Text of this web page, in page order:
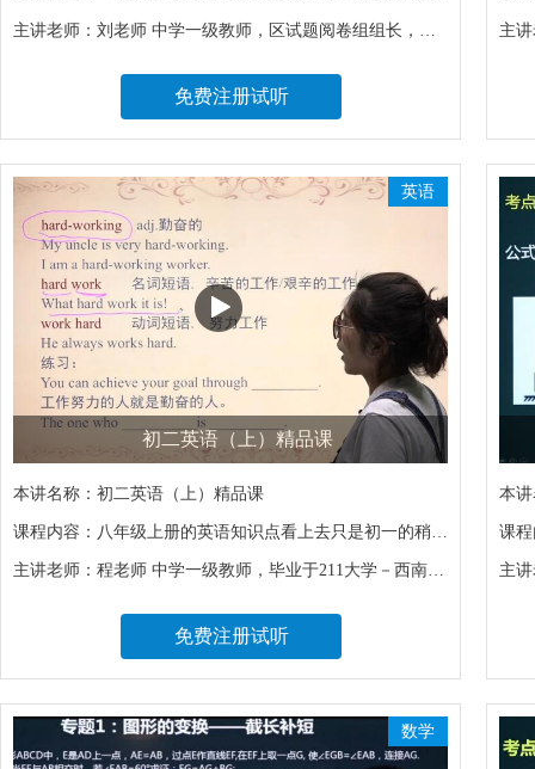
主讲老师： 刘老师 中学一级教师，区试题阅卷组组长，《天府数学》长期撰稿人， 区优秀教师，区优秀学科教师；多次承担市级示范课和公开课，十余篇论文获省市区多个奖项。
免费注册试听
主
英语
初二英语（上）精品课
本讲名称： 初二英语（上）精品课
课程内容： 八年级上册的英语知识点看上去只是初一的稍加延伸，但每一个知识点的拓展，都会带来更多分散的内容，很考验学生的记忆能力。
主讲老师： 程老师 中学一级教师，毕业于211大学－西南大学，取得英语专业八级资格。指导学生多次在英语竞赛中取得国家级、省级奖项，深受学生和家长的认可。
免费注册试听
本
课
主
数学